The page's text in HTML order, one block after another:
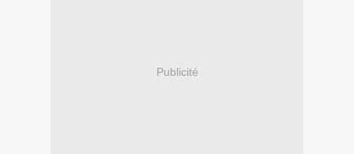
Publicité